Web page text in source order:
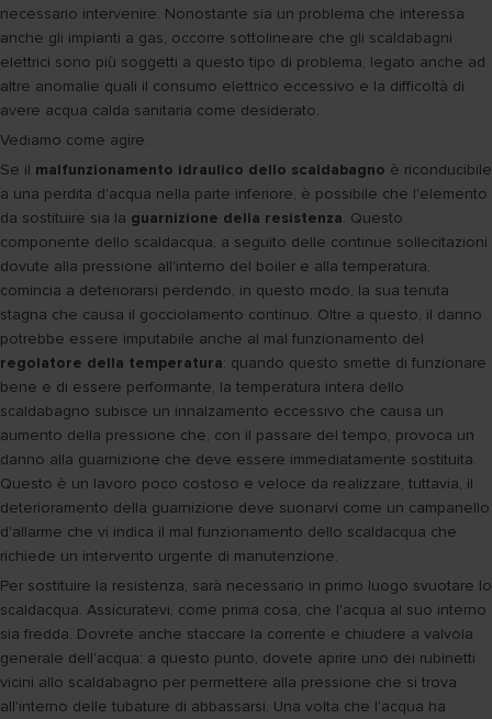
necessario intervenire. Nonostante sia un problema che interessa
anche gli impianti a gas, occorre sottolineare che gli scaldabagni
elettrici sono più soggetti a questo tipo di problema, legato anche ad
altre anomalie quali il consumo elettrico eccessivo e la difficoltà di
avere acqua calda sanitaria come desiderato.
Vediamo come agire.
Se il malfunzionamento idraulico dello scaldabagno è riconducibile
a una perdita d'acqua nella parte inferiore, è possibile che l'elemento
da sostituire sia la guarnizione della resistenza. Questo
componente dello scaldacqua, a seguito delle continue sollecitazioni
dovute alla pressione all'interno del boiler e alla temperatura,
comincia a deteriorarsi perdendo, in questo modo, la sua tenuta
stagna che causa il gocciolamento continuo. Oltre a questo, il danno
potrebbe essere imputabile anche al mal funzionamento del
regolatore della temperatura: quando questo smette di funzionare
bene e di essere performante, la temperatura intera dello
scaldabagno subisce un innalzamento eccessivo che causa un
aumento della pressione che, con il passare del tempo, provoca un
danno alla guarnizione che deve essere immediatamente sostituita.
Questo è un lavoro poco costoso e veloce da realizzare, tuttavia, il
deterioramento della guarnizione deve suonarvi come un campanello
d'allarme che vi indica il mal funzionamento dello scaldacqua che
richiede un intervento urgente di manutenzione.
Per sostituire la resistenza, sarà necessario in primo luogo svuotare lo
scaldacqua. Assicuratevi, come prima cosa, che l'acqua al suo interno
sia fredda. Dovrete anche staccare la corrente e chiudere a valvola
generale dell'acqua; a questo punto, dovete aprire uno dei rubinetti
vicini allo scaldabagno per permettere alla pressione che si trova
all'interno delle tubature di abbassarsi. Una volta che l'acqua ha